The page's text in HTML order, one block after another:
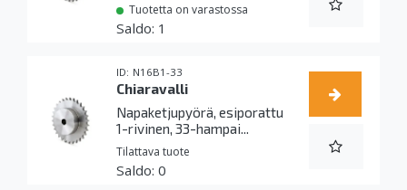
Tuotetta on varastossa
1
N16B1-33
Chiaravalli
Napaketjupyörä, esiporattu
1-rivinen, 33-hampai...
Tilattava tuote
0